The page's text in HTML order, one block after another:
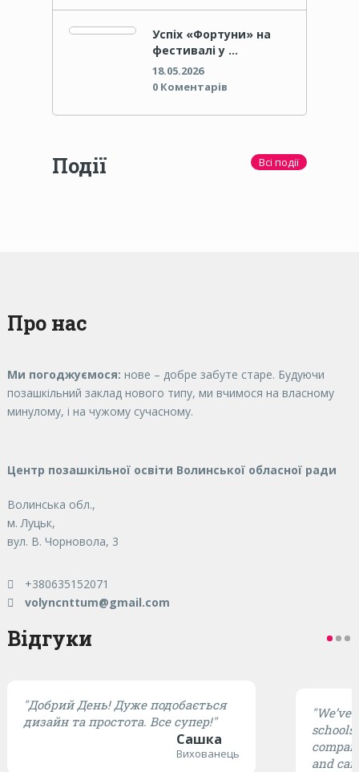
Успіх «Фортуни» на
фестивалі у …
18.05.2026
0 Коментарів
Події Всі події
Про нас
Ми погоджуємося: нове – добре забуте старе. Будуючи
позашкільний заклад нового типу, ми вчимося на власному
минулому, і на чужому сучасному.
Центр позашкільної освіти Волинської обласної ради
Волинська обл.,
м. Луцьк,
вул. В. Чорновола, 3
+380635152071
volyncnttum@gmail.com
Відгуки
"Добрий День! Дуже подобається
дизайн та простота. Все супер!"
Сашка
Вихованець
and